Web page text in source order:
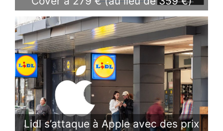
Lidl s’attaque à Apple avec des prix